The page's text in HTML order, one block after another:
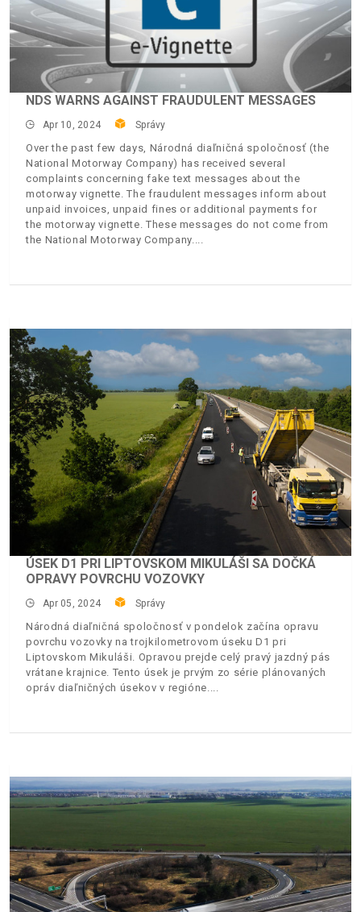
NDS WARNS AGAINST FRAUDULENT MESSAGES
Apr 10, 2024 Správy
Over the past few days, Národná diaľničná spoločnosť (the
National Motorway Company) has received several
complaints concerning fake text messages about the
motorway vignette. The fraudulent messages inform about
unpaid invoices, unpaid fines or additional payments for
the motorway vignette. These messages do not come from
the National Motorway Company.
ÚSEK D1 PRI LIPTOVSKOM MIKULÁŠI SA DOČKÁ
OPRAVY POVRCHU VOZOVKY
Apr 05, 2024 Správy
Národná diaľničná spoločnosť v pondelok začína opravu
povrchu vozovky na trojkilometrovom úseku D1 pri
Liptovskom Mikuláši. Opravou prejde celý pravý jazdný pás
vrátane krajnice. Tento úsek je prvým zo série plánovaných
opráv diaľničných úsekov v regióne.